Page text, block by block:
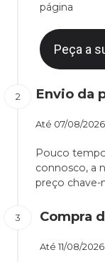
página
Peça a
Envio da
Até 07/08/2026
Pouco
connosco, a
preço chave-
Compra
Até 11/08/2026